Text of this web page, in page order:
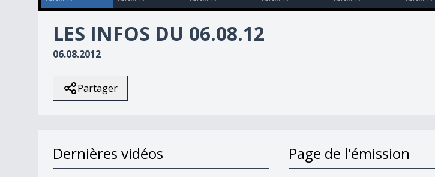
90%
LES INFOS DU 06.08.12
06.08.2012
Partager
Dernières vidéos Page de l'émission